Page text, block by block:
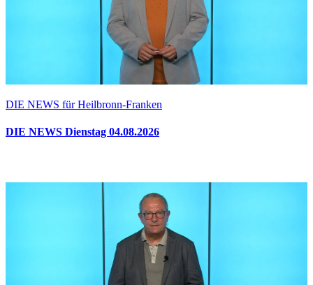
DIE NEWS für Heilbronn-Franken
DIE NEWS Dienstag 04.08.2026